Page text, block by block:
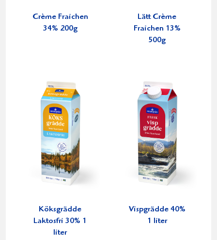
Crème Fraichen
34% 200g
Lätt Crème
Fraichen 13%
500g
Köksgrädde
Laktosfri 30% 1
liter
Vispgrädde 40%
1 liter